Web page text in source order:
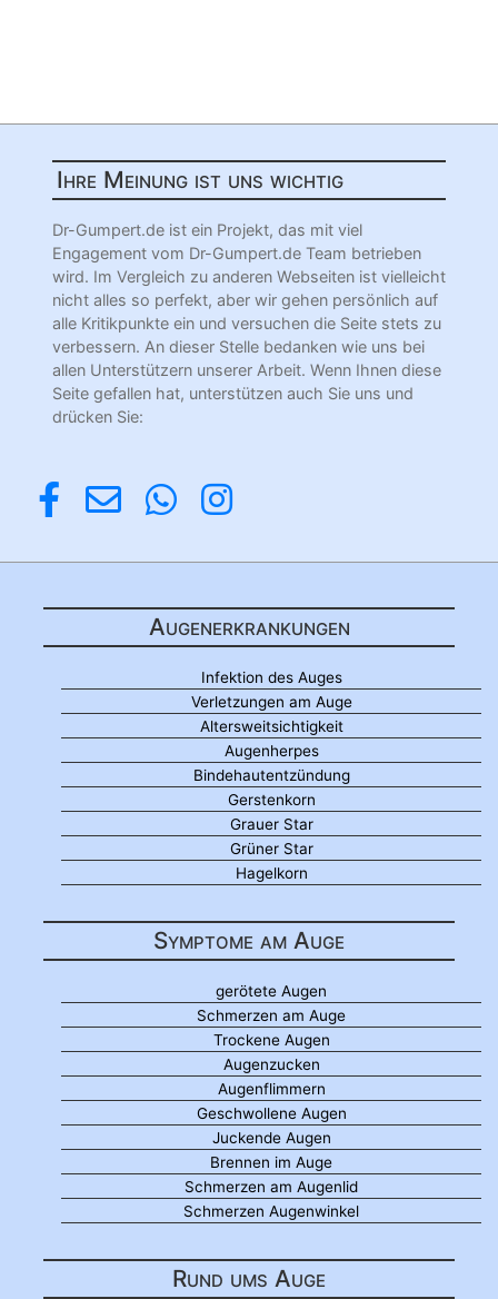
Ihre Meinung ist uns wichtig
Dr-Gumpert.de ist ein Projekt, das mit viel
Engagement vom Dr-Gumpert.de Team betrieben
wird. Im Vergleich zu anderen Webseiten ist vielleicht
nicht alles so perfekt, aber wir gehen persönlich auf
alle Kritikpunkte ein und versuchen die Seite stets zu
verbessern. An dieser Stelle bedanken wie uns bei
allen Unterstützern unserer Arbeit. Wenn Ihnen diese
Seite gefallen hat, unterstützen auch Sie uns und
drücken Sie:
Augenerkrankungen
Infektion des Auges
Verletzungen am Auge
Altersweitsichtigkeit
Augenherpes
Bindehautentzündung
Gerstenkorn
Grauer Star
Grüner Star
Hagelkorn
Symptome am Auge
gerötete Augen
Schmerzen am Auge
Trockene Augen
Augenzucken
Augenflimmern
Geschwollene Augen
Juckende Augen
Brennen im Auge
Schmerzen am Augenlid
Schmerzen Augenwinkel
Rund ums Auge